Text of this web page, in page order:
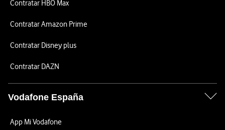
Contratar HBO Max
Contratar Amazon Prime
Contratar Disney plus
Contratar DAZN
Vodafone España
App Mi Vodafone